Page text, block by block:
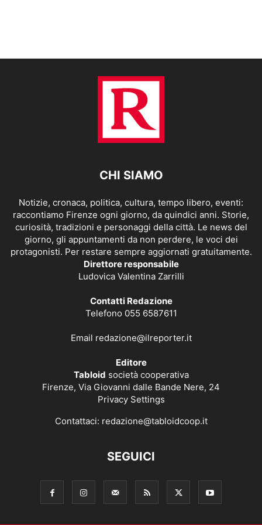
CHI SIAMO
Notizie, cronaca, politica, cultura, tempo libero, eventi:
raccontiamo Firenze ogni giorno, da quindici anni. Storie,
curiosità, tradizioni e personaggi della città. Le news del
giorno, gli appuntamenti da non perdere, le voci dei
protagonisti. Per restare sempre aggiornati gratuitamente.
Direttore responsabile
Ludovica Valentina Zarrilli
Contatti Redazione
Telefono 055 6587611
Email redazione@ilreporter.it
Editore
Tabloid società cooperativa
Firenze, Via Giovanni dalle Bande Nere, 24
Privacy Settings
Contattaci: redazione@tabloidcoop.it
SEGUICI